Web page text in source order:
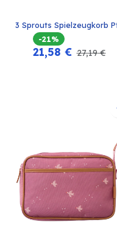
3 Sprouts Spielzeugkorb
-21%
21,58 € 27,19€